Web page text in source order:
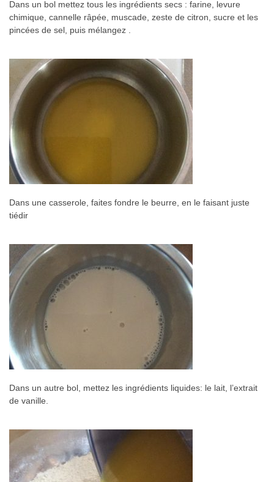
Dans un bol mettez tous les ingrédients secs : farine, levure
chimique, cannelle râpée, muscade, zeste de citron, sucre et les
pincées de sel, puis mélangez .
Dans une casserole, faites fondre le beurre, en le faisant juste
tiédir
Dans un autre bol, mettez les ingrédients liquides: le lait, l’extrait
de vanille.